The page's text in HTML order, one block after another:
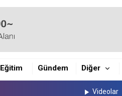
Eğitim Gündem Diğer
Videolar